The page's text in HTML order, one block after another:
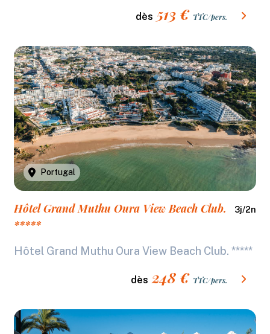
dès 513 € TTC/pers.
Portugal
Hôtel Grand Muthu Oura View Beach Club.
*****
3j/2n
Hôtel Grand Muthu Oura View Beach Club. *****
dès 248 € TTC/pers.